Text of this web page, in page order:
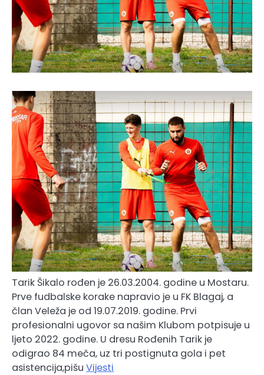
Tarik Šikalo rođen je 26.03.2004. godine u Mostaru.
Prve fudbalske korake napravio je u FK Blagaj, a
član Veleža je od 19.07.2019. godine. Prvi
profesionalni ugovor sa našim Klubom potpisuje u
ljeto 2022. godine. U dresu Rođenih Tarik je
odigrao 84 meča, uz tri postignuta gola i pet
asistencija,pišu Vijesti